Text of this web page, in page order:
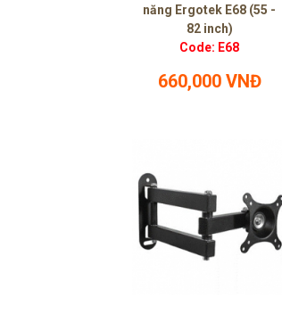
năng Ergotek E68 (55 -
82 inch)
Code: E68
660,000 VNĐ